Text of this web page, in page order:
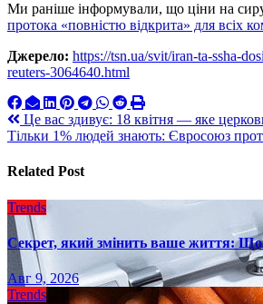
Ми раніше інформували, що ціни на
протока «повністю відкрита» для всіх
Джерело: https://tsn.ua/svit/iran-ta-ssha-
reuters-3064640.html
Навигация
по
записям
Це вас здивує: 18 квітня — яке
Тільки 1% людей знають: Євросоюз
Related Post
Trends
Секрет, який змінить ваше життя:
Авг 9, 2026
Trends